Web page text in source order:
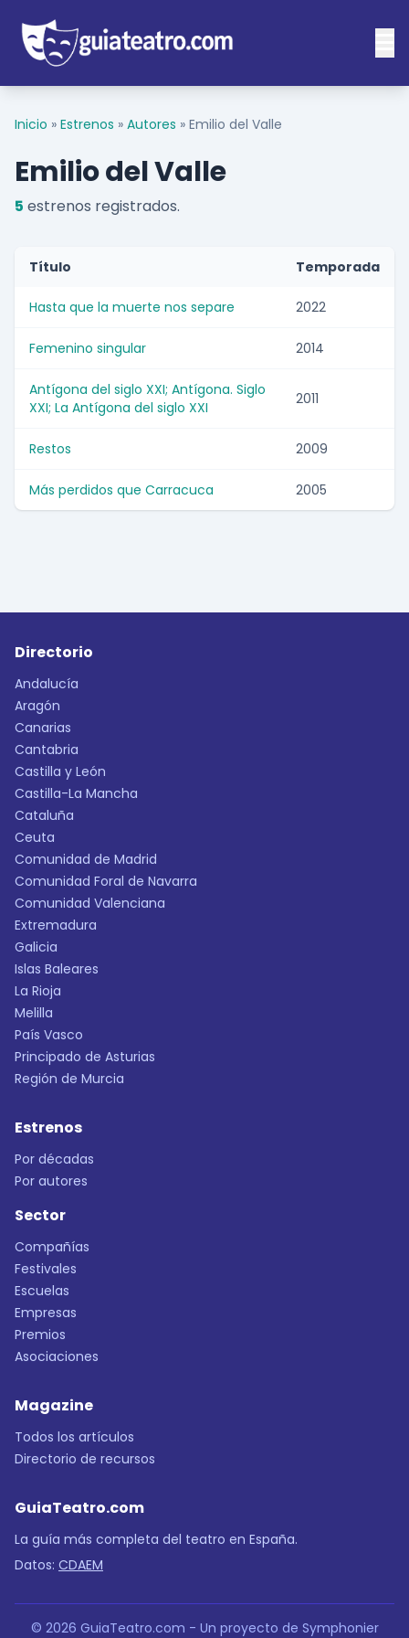
Inicio » Estrenos » Autores » Emilio del Valle
Emilio del Valle
5 estrenos registrados.
Título Temporada
Hasta que la muerte nos separe 2022
Femenino singular 2014
Antígona del siglo XXI; Antígona. Siglo
XXI; La Antígona del siglo XXI
2011
Restos 2009
Más perdidos que Carracuca 2005
Directorio
Andalucía
Aragón
Canarias
Cantabria
Castilla y León
Castilla-La Mancha
Cataluña
Ceuta
Comunidad de Madrid
Comunidad Foral de Navarra
Comunidad Valenciana
Extremadura
Galicia
Islas Baleares
La Rioja
Melilla
País Vasco
Principado de Asturias
Región de Murcia
Estrenos
Por décadas
Por autores
Sector
Compañías
Festivales
Escuelas
Empresas
Premios
Asociaciones
Magazine
Todos los artículos
Directorio de recursos
GuiaTeatro.com
La guía más completa del teatro en España.
Datos: CDAEM
© 2026 GuiaTeatro.com - Un proyecto de Symphonier